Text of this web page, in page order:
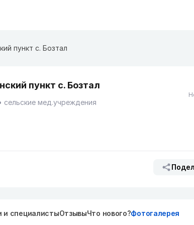
пункт с. Бозтал
пункт с. Бозтал
сельские мед.учреждения
и специалистыОтзывыЧто нового?Фотогалерея